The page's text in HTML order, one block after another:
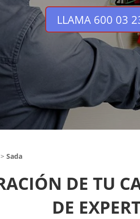
LLAMA 600 03
>Sada
DE TU
DE